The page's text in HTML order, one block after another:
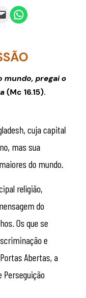
this Page
Share on WhatsApp
mundo, pregai o
(Mc 16.15).
cuja capital
mas sua
do mundo.
religião,
do
Os que se
e
Abertas, a
Perseguição